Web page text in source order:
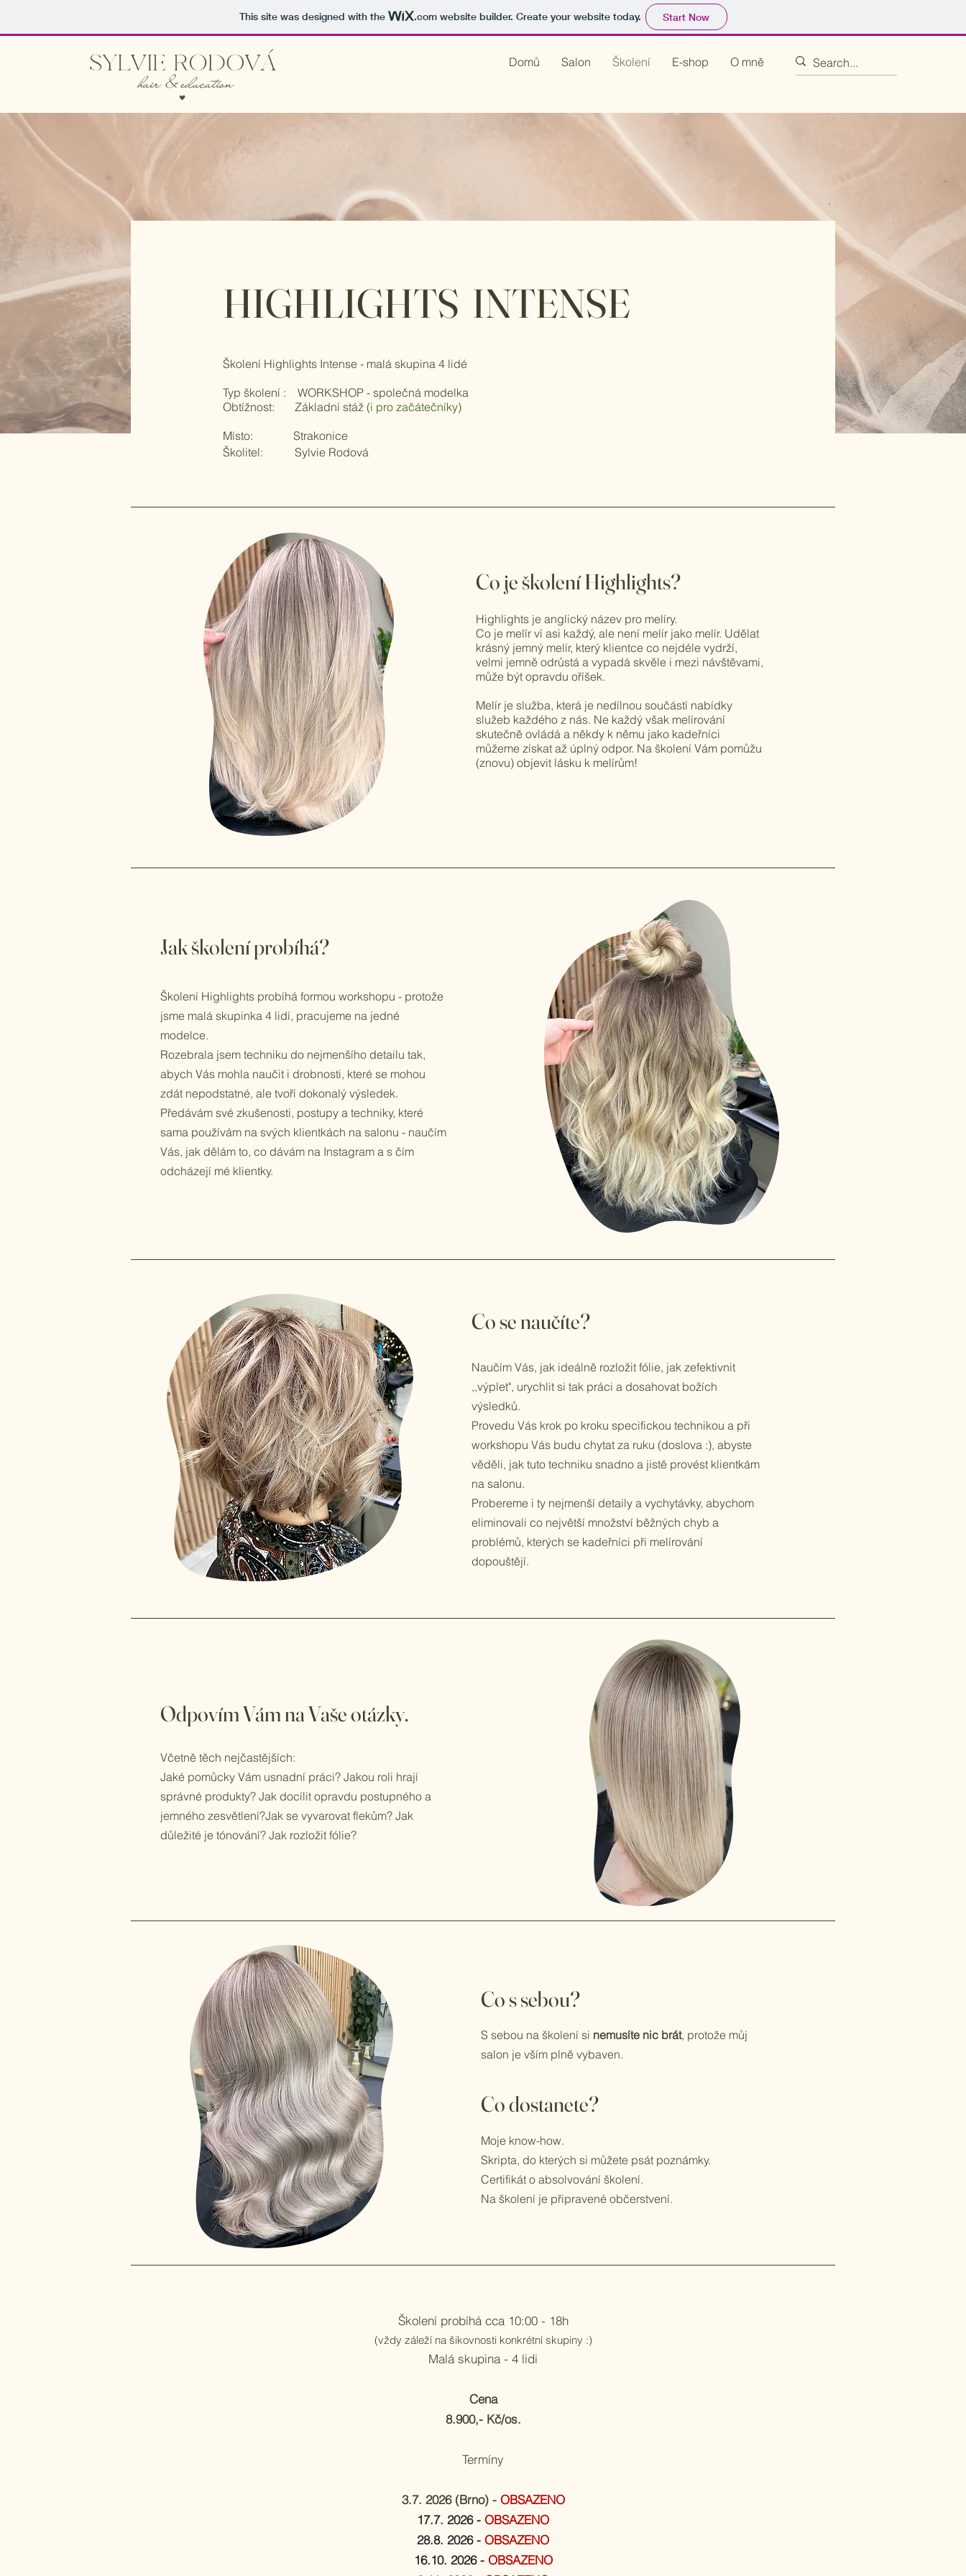
This site was designed with the .comwebsite builder. Create your website today. Start Now
Domů Salon Školení E-shop O mně
HIGHLIGHTS INTENSE
Školení Highlights Intense - malá skupina 4 lidé
Typ školení : WORKSHOP - společná modelka
Obtížnost: Základní stáž (i pro začátečníky)
Místo: Strakonice
Školitel: Sylvie Rodová
Co je školení Highlights?
Highlights je anglický název pro melíry.
Co je melír ví asi každý, ale není melír jako melír. Udělat
krásný jemný melír, který klientce co nejdéle vydrží,
velmi jemně odrůstá a vypadá skvěle i mezi návštěvami,
může být opravdu oříšek.
Melír je služba, která je nedílnou součástí nabídky
služeb každého z nás. Ne každý však melírování
skutečně ovládá a někdy k němu jako kadeřníci
můžeme získat až úplný odpor. Na školení Vám pomůžu
(znovu) objevit lásku k melírům!
Jak školení probíhá?
Školení Highlights probíhá formou workshopu - protože
jsme malá skupinka 4 lidí, pracujeme na jedné
modelce.​
Rozebrala jsem techniku do nejmenšího detailu tak,
abych Vás mohla naučit i drobnosti, které se mohou
zdát nepodstatné, ale tvoří dokonalý výsledek.
Předávám své zkušenosti, postupy a techniky, které
sama používám na svých klientkách na salonu - naučím
Vás, jak dělám to, co dávám na Instagram a s čím
odcházejí mé klientky.​
Co se naučíte?
Naučím Vás, jak ideálně rozložit fólie, jak zefektivnit
,,výplet", urychlit si tak práci a dosahovat božích
výsledků.
Provedu Vás krok po kroku specifickou technikou a při
workshopu Vás budu chytat za ruku (doslova :), abyste
věděli, jak tuto techniku snadno a jistě provést klientkám
na salonu.
Probereme i ty nejmenší detaily a vychytávky, abychom
eliminovali co největší množství běžných chyb a
problémů, kterých se kadeřníci při melírování
dopouštějí.
Odpovím Vám na Vaše otázky.
Včetně těch nejčastějších:
Jaké pomůcky Vám usnadní práci? Jakou roli hrají
správné produkty? Jak docílit opravdu postupného a
jemného zesvětlení?Jak se vyvarovat flekům? Jak
důležité je tónování? Jak rozložit fólie?
Co s sebou?
S sebou na školení si nemusíte nic brát, protože můj
salon je vším plně vybaven.​
Co dostanete?
Moje know-how.
Skripta, do kterých si můžete psát poznámky.
Certifikát o absolvování školení.
Na školení je připravené občerstvení.
Školení probíhá cca 10:00 - 18h
(vždy záleží na šikovnosti konkrétní skupiny :)
Malá skupina - 4 lidi
Cena
8.900,- Kč/os.
Termíny
​3.7. 2026 (Brno) - OBSAZENO
17.7. 2026 - OBSAZENO
28.8. 2026 - OBSAZENO
16.10. 2026 - OBSAZENO